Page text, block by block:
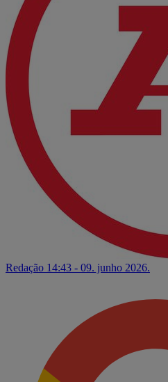
Redação 14:43 - 09. junho 2026.